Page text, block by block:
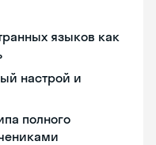
языков как
настрой и
полного